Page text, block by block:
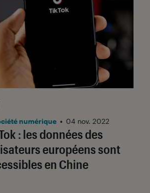
: les données des
européens sont
en Chine
numérique • 04 nov. 2022